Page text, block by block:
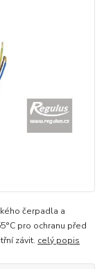
čerpadla a
pro ochranu před
závit. celý popis